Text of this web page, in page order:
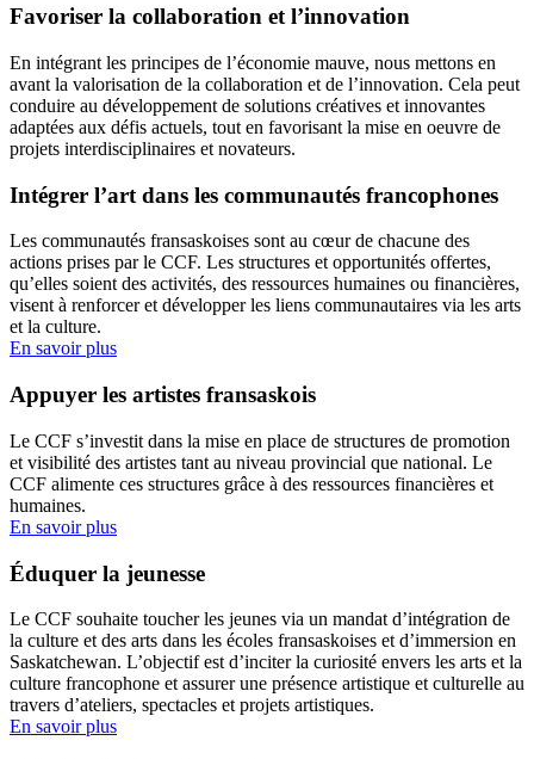
Favoriser la collaboration et l’innovation
En intégrant les principes de l’économie mauve, nous mettons en
avant la valorisation de la collaboration et de l’innovation. Cela peut
conduire au développement de solutions créatives et innovantes
adaptées aux défis actuels, tout en favorisant la mise en oeuvre de
projets interdisciplinaires et novateurs.
Intégrer l’art dans les communautés francophones
Les communautés fransaskoises sont au cœur de chacune des
actions prises par le CCF. Les structures et opportunités offertes,
qu’elles soient des activités, des ressources humaines ou financières,
visent à renforcer et développer les liens communautaires via les arts
et la culture.
En savoir plus
Appuyer les artistes fransaskois
Le CCF s’investit dans la mise en place de structures de promotion
et visibilité des artistes tant au niveau provincial que national. Le
CCF alimente ces structures grâce à des ressources financières et
humaines.
En savoir plus
Éduquer la jeunesse
Le CCF souhaite toucher les jeunes via un mandat d’intégration de
la culture et des arts dans les écoles fransaskoises et d’immersion en
Saskatchewan. L’objectif est d’inciter la curiosité envers les arts et la
culture francophone et assurer une présence artistique et culturelle au
travers d’ateliers, spectacles et projets artistiques.
En savoir plus